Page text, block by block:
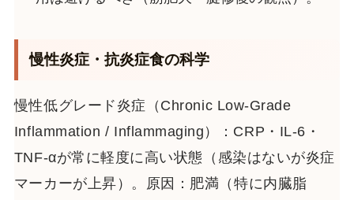
慢性炎症・抗炎症食の科学
慢性低グレード炎症（Chronic Low-Grade
Inflammation / Inflammaging）：CRP・IL-6・
TNF-αが常に軽度に高い状態（感染はないが炎症
マーカーが上昇）。原因：肥満（特に内臓脂